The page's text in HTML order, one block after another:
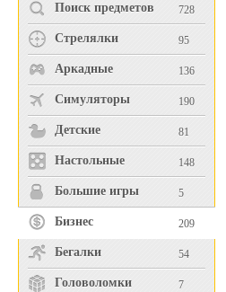
Поиск предметов 728
Стрелялки 95
Аркадные 136
Симуляторы 190
Детские 81
Настольные 148
Большие игры 5
Бизнес 209
Бегалки 54
Головоломки 7